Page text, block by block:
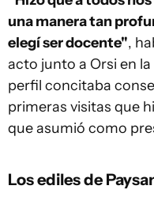
una manera tan
elegí ser docente",
acto junto a Orsi en
perfil concitaba
primeras visitas que
que asumió como
Los ediles de